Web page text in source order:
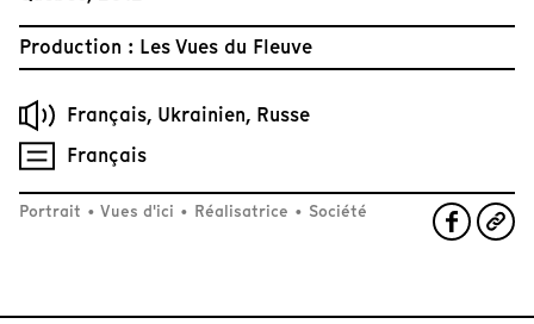
Production : Les Vues du Fleuve
Français, Ukrainien, Russe
Français
Portrait • Vues d'ici • Réalisatrice • Société